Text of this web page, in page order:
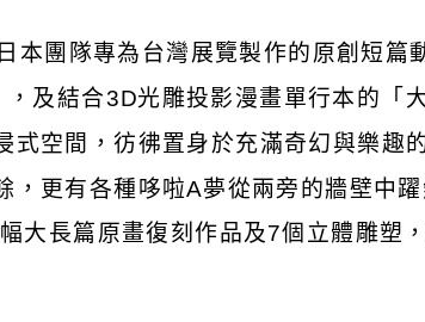
本團隊專為台灣展覽製作的原創短篇
，及結合3D光雕投影漫畫單行本的「
式空間，彷彿置身於充滿奇幻與樂趣
，更有各種哆啦A夢從兩旁的牆壁中
幅大長篇原畫復刻作品及7個立體雕塑